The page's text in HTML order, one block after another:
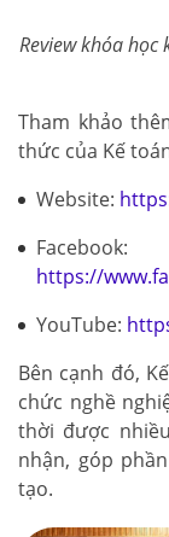
Review khóa
Tham khảo
thức của Kế
Website:
Facebook:
https://
YouTube:
Bên cạnh đó,
chức nghề
thời được
nhận, góp
tạo.